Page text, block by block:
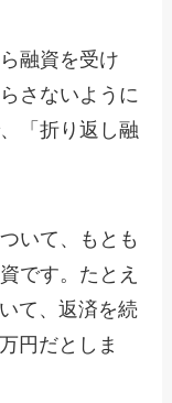
融資を受け
さないように
「折り返し融
いて、もとも
です。たとえ
て、返済を続
円だとしま